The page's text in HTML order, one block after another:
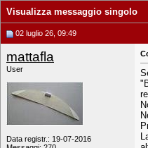
Visualizza messaggio singolo
02 luglio 26, 09:49
mattafla
User
Data registr.: 19-07-2016